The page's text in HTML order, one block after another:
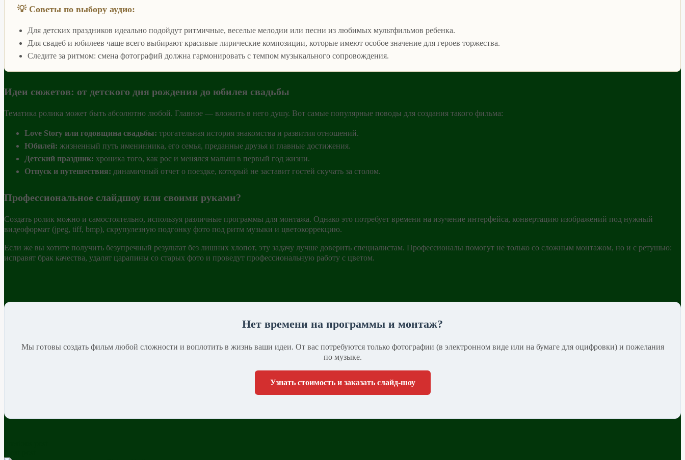
💡 Советы по выбору аудио:
Для детских праздников идеально подойдут ритмичные, веселые мелодии или песни из любимых мультфильмов ребенка.
Для свадеб и юбилеев чаще всего выбирают красивые лирические композиции, которые имеют особое значение для героев торжества.
Следите за ритмом: смена фотографий должна гармонировать с темпом музыкального сопровождения.
Идеи сюжетов: от детского дня рождения до юбилея свадьбы
Тематика ролика может быть абсолютно любой. Главное — вложить в него душу. Вот самые популярные поводы для создания такого фильма:
Love Story или годовщина свадьбы: трогательная история знакомства и развития отношений.
Юбилей: жизненный путь именинника, его семья, преданные друзья и главные достижения.
Детский праздник: хроника того, как рос и менялся малыш в первый год жизни.
Отпуск и путешествия: динамичный отчет о поездке, который не заставит гостей скучать за столом.
Профессиональное слайдшоу или своими руками?
Создать ролик можно и самостоятельно, используя различные программы для монтажа. Однако это потребует времени на изучение интерфейса, конвертацию изображений под нужный
видеоформат (jpeg, tiff, bmp), скрупулезную подгонку фото под ритм музыки и цветокоррекцию.
Если же вы хотите получить безупречный результат без лишних хлопот, эту задачу лучше доверить специалистам. Профессионалы помогут не только со сложным монтажом, но и с ретушью:
исправят брак качества, удалят царапины со старых фото и проведут профессиональную работу с цветом.
Нет времени на программы и монтаж?
Мы готовы создать фильм любой сложности и воплотить в жизнь ваши идеи. От вас потребуются только фотографии (в электронном виде или на бумаге для оцифровки) и пожелания
по музыке.
Узнать стоимость и заказать слайд-шоу